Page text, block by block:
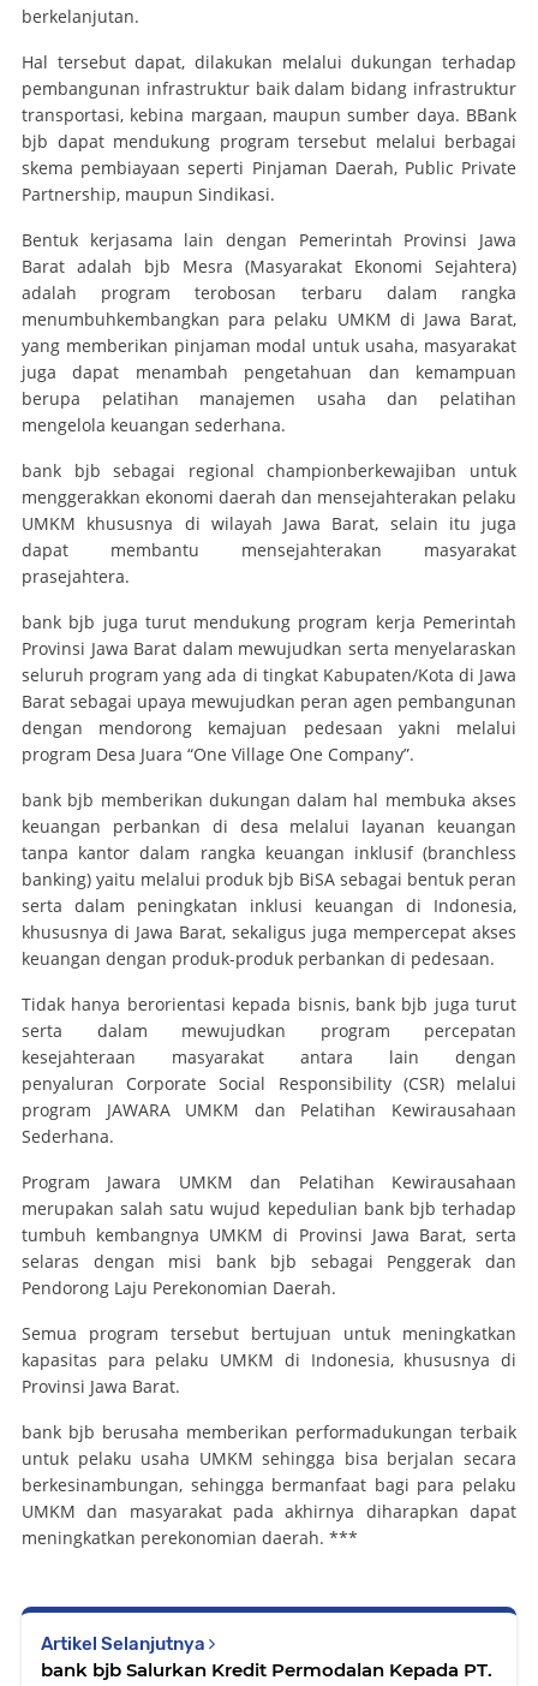
berkelanjutan.
Hal tersebut dapat, dilakukan melalui dukungan terhadap
pembangunan infrastruktur baik dalam bidang infrastruktur
transportasi, kebina margaan, maupun sumber daya. BBank
bjb dapat mendukung program tersebut melalui berbagai
skema pembiayaan seperti Pinjaman Daerah, Public Private
Partnership, maupun Sindikasi.
Bentuk kerjasama lain dengan Pemerintah Provinsi Jawa
Barat adalah bjb Mesra (Masyarakat Ekonomi Sejahtera)
adalah program terobosan terbaru dalam rangka
menumbuhkembangkan para pelaku UMKM di Jawa Barat,
yang memberikan pinjaman modal untuk usaha, masyarakat
juga dapat menambah pengetahuan dan kemampuan
berupa pelatihan manajemen usaha dan pelatihan
mengelola keuangan sederhana.
bank bjb sebagai regional championberkewajiban untuk
menggerakkan ekonomi daerah dan mensejahterakan pelaku
UMKM khususnya di wilayah Jawa Barat, selain itu juga
dapat membantu mensejahterakan masyarakat
prasejahtera.
bank bjb juga turut mendukung program kerja Pemerintah
Provinsi Jawa Barat dalam mewujudkan serta menyelaraskan
seluruh program yang ada di tingkat Kabupaten/Kota di Jawa
Barat sebagai upaya mewujudkan peran agen pembangunan
dengan mendorong kemajuan pedesaan yakni melalui
program Desa Juara “One Village One Company”.
bank bjb memberikan dukungan dalam hal membuka akses
keuangan perbankan di desa melalui layanan keuangan
tanpa kantor dalam rangka keuangan inklusif (branchless
banking) yaitu melalui produk bjb BiSA sebagai bentuk peran
serta dalam peningkatan inklusi keuangan di Indonesia,
khususnya di Jawa Barat, sekaligus juga mempercepat akses
keuangan dengan produk-produk perbankan di pedesaan.
Tidak hanya berorientasi kepada bisnis, bank bjb juga turut
serta dalam mewujudkan program percepatan
kesejahteraan masyarakat antara lain dengan
penyaluran Corporate Social Responsibility(CSR) melalui
program JAWARA UMKM dan Pelatihan Kewirausahaan
Sederhana.
Program Jawara UMKM dan Pelatihan Kewirausahaan
merupakan salah satu wujud kepedulian bank bjb terhadap
tumbuh kembangnya UMKM di Provinsi Jawa Barat, serta
selaras dengan misi bank bjb sebagai Penggerak dan
Pendorong Laju Perekonomian Daerah.
Semua program tersebut bertujuan untuk meningkatkan
kapasitas para pelaku UMKM di Indonesia, khususnya di
Provinsi Jawa Barat.
bank bjb berusaha memberikan performadukungan terbaik
untuk pelaku usaha UMKM sehingga bisa berjalan secara
berkesinambungan, sehingga bermanfaat bagi para pelaku
UMKM dan masyarakat pada akhirnya diharapkan dapat
meningkatkan perekonomian daerah. ***
Artikel Selanjutnya
bank bjb Salurkan Kredit Permodalan Kepada PT.